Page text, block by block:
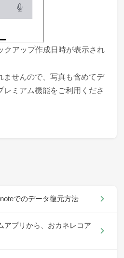
クアップ作成日時が表示され
せんので、写真も含めてデ
レミアム機能をご利用くださ
でのデータ復元方法
アプリから、おカネレコア